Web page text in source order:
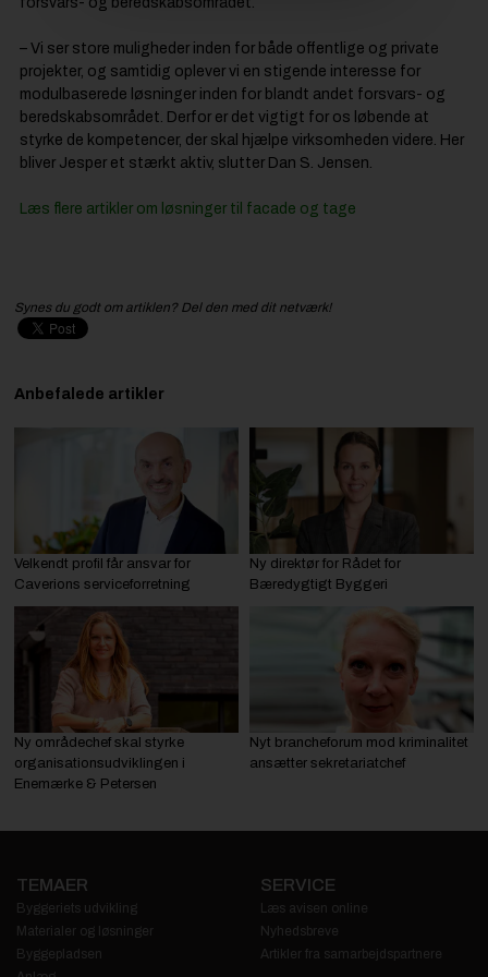
– Vi ser store muligheder inden for både offentlige og private
projekter, og samtidig oplever vi en stigende interesse for
modulbaserede løsninger inden for blandt andet forsvars- og
beredskabsområdet. Derfor er det vigtigt for os løbende at
styrke de kompetencer, der skal hjælpe virksomheden videre. Her
bliver Jesper et stærkt aktiv, slutter Dan S. Jensen.
Læs flere artikler om løsninger til facade og tage
Synes du godt om artiklen? Del den med dit netværk!
Anbefalede artikler
Velkendt profil får ansvar for
Caverions serviceforretning
Ny direktør for Rådet for
Bæredygtigt Byggeri
Ny områdechef skal styrke
organisationsudviklingen i
Enemærke & Petersen
Nyt brancheforum mod kriminalitet
ansætter sekretariatchef
TEMAER
Byggeriets udvikling
Materialer og løsninger
Byggepladsen
SERVICE
Læs avisen online
Nyhedsbreve
Artikler fra samarbejdspartnere